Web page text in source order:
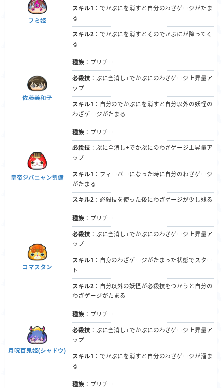
フミ姫
スキル1 ：でかぷにを消すと自分のわざゲージがたま
る
スキル2 ：でかぷにを消すとそのでかぷにが降ってく
る
佐藤美和子
種族 ：プリチー
必殺技 ：ぷに全消し+でかぷにのわざゲージ上昇量ア
ップ
スキル1 ：自分のでかぷにを消すと自分以外の妖怪の
わざゲージがたまる
皇帝ジバニャン劉備
種族 ：プリチー
必殺技 ：ぷに全消し+でかぷにのわざゲージ上昇量ア
ップ
スキル1 ：フィーバーになった時に自分のわざゲージ
がたまる
スキル2 ：必殺技を使った後にわざゲージが少し残る
コマスタン
種族 ：プリチー
必殺技 ：ぷに全消し+でかぷにのわざゲージ上昇量ア
ップ
スキル1 ：自身のわざゲージがたまった状態でスター
ト
スキル2 ：自分以外の妖怪が必殺技をつかうと自分の
わざゲージがたまる
月呪百鬼姫(シャドウ)
種族 ：プリチー
必殺技 ：ぷに全消し+でかぷにのわざゲージ上昇量ア
ップ
スキル1 ：でかぷにを消すと自分のわざゲージが溜ま
る
種族 ：プリチー